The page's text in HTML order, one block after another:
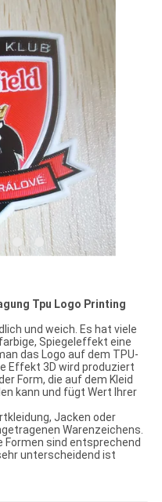
Tpu Logo Printing
und weich. Es hat viele
Spiegeleffekt eine
das Logo auf dem TPU-
Effekt 3D wird produziert
Form, die auf dem Kleid
kann und fügt Wert Ihrer
Jacken oder
Warenzeichens.
Formen sind entsprechend
unterscheidend ist